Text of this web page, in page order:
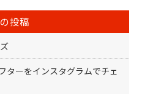
投稿
ターをインスタグラムでチェ